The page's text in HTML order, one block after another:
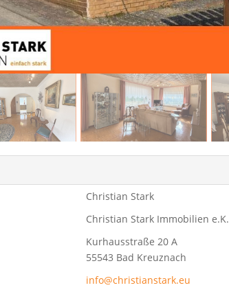
Christian Stark
Christian Stark Immobilien e.K.
Kurhausstraße 20 A
55543 Bad Kreuznach
info@christianstark.eu